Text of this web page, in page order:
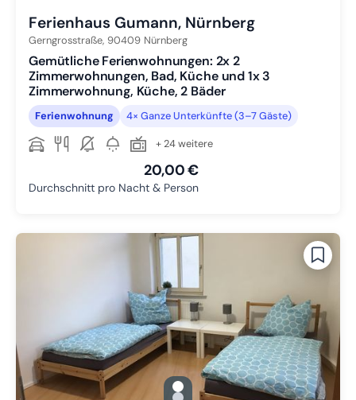
Ferienhaus Gumann, Nürnberg
Gerngrosstraße, 90409 Nürnberg
Gemütliche Ferienwohnungen: 2x 2
Zimmerwohnungen, Bad, Küche und 1x 3
Zimmerwohnung, Küche, 2 Bäder
Ferienwohnung 4× Ganze Unterkünfte (3–7 Gäste)
+ 24 weitere
20,00 €
Durchschnitt pro Nacht & Person
gallery.slide_selector